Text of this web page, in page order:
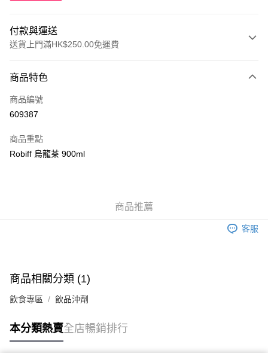
付款與運送
送貨上門滿HK$250.00免運費
信用卡
Apple Pay
WeChat Pay
JD京東物流，訂單確認發貨後2-4個工作天送達
商品特色
商品編號
609387
商品重點
Robiff 烏龍茶 900ml
商品推薦
客服
商品相關分類 (1)
飲食專區 飲品沖劑
本分類熱賣全店暢銷排行